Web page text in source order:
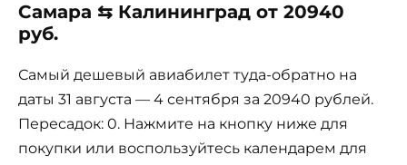
Самара ⇆ Калининград от 20940
руб.
Самый дешевый авиабилет туда-обратно на
даты 31 августа — 4 сентября за 20940 рублей.
Пересадок: 0. Нажмите на кнопку ниже для
покупки или воспользуйтесь календарем для